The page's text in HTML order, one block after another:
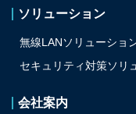
ソリューション
無線LANソリューショ
セキュリティ対策ソリ
会社案内